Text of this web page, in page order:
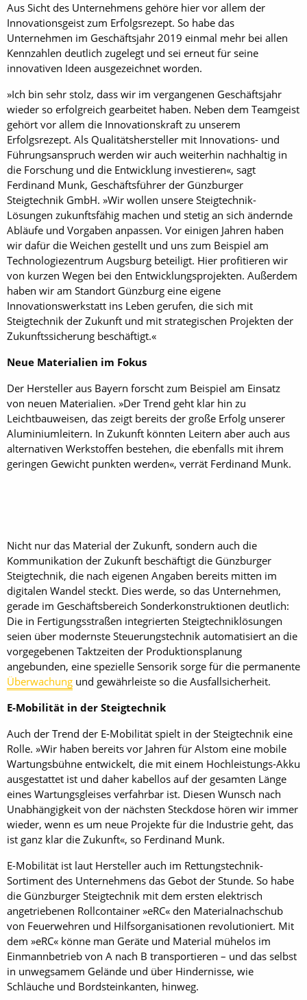
Aus Sicht des Unternehmens gehöre hier vor allem der
Innovationsgeist zum Erfolgsrezept. So habe das
Unternehmen im Geschäftsjahr 2019 einmal mehr bei allen
Kennzahlen deutlich zugelegt und sei erneut für seine
innovativen Ideen ausgezeichnet worden.
»Ich bin sehr stolz, dass wir im vergangenen Geschäftsjahr
wieder so erfolgreich gearbeitet haben. Neben dem Teamgeist
gehört vor allem die Innovationskraft zu unserem
Erfolgsrezept. Als Qualitätshersteller mit Innovations- und
Führungsanspruch werden wir auch weiterhin nachhaltig in
die Forschung und die Entwicklung investieren«, sagt
Ferdinand Munk, Geschäftsführer der Günzburger
Steigtechnik GmbH. »Wir wollen unsere Steigtechnik-
Lösungen zukunftsfähig machen und stetig an sich ändernde
Abläufe und Vorgaben anpassen. Vor einigen Jahren haben
wir dafür die Weichen gestellt und uns zum Beispiel am
Technologiezentrum Augsburg beteiligt. Hier profitieren wir
von kurzen Wegen bei den Entwicklungsprojekten. Außerdem
haben wir am Standort Günzburg eine eigene
Innovationswerkstatt ins Leben gerufen, die sich mit
Steigtechnik der Zukunft und mit strategischen Projekten der
Zukunftssicherung beschäftigt.«
Neue Materialien im Fokus
Der Hersteller aus Bayern forscht zum Beispiel am Einsatz
von neuen Materialien. »Der Trend geht klar hin zu
Leichtbauweisen, das zeigt bereits der große Erfolg unserer
Aluminiumleitern. In Zukunft könnten Leitern aber auch aus
alternativen Werkstoffen bestehen, die ebenfalls mit ihrem
geringen Gewicht punkten werden«, verrät Ferdinand Munk.
Nicht nur das Material der Zukunft, sondern auch die
Kommunikation der Zukunft beschäftigt die Günzburger
Steigtechnik, die nach eigenen Angaben bereits mitten im
digitalen Wandel steckt. Dies werde, so das Unternehmen,
gerade im Geschäftsbereich Sonderkonstruktionen deutlich:
Die in Fertigungsstraßen integrierten Steigtechniklösungen
seien über modernste Steuerungstechnik automatisiert an die
vorgegebenen Taktzeiten der Produktionsplanung
angebunden, eine spezielle Sensorik sorge für die permanente
Überwachung und gewährleiste so die Ausfallsicherheit.
E-Mobilität in der Steigtechnik
Auch der Trend der E-Mobilität spielt in der Steigtechnik eine
Rolle. »Wir haben bereits vor Jahren für Alstom eine mobile
Wartungsbühne entwickelt, die mit einem Hochleistungs-Akku
ausgestattet ist und daher kabellos auf der gesamten Länge
eines Wartungsgleises verfahrbar ist. Diesen Wunsch nach
Unabhängigkeit von der nächsten Steckdose hören wir immer
wieder, wenn es um neue Projekte für die Industrie geht, das
ist ganz klar die Zukunft«, so Ferdinand Munk.
E-Mobilität ist laut Hersteller auch im Rettungstechnik-
Sortiment des Unternehmens das Gebot der Stunde. So habe
die Günzburger Steigtechnik mit dem ersten elektrisch
angetriebenen Rollcontainer »eRC« den Materialnachschub
von Feuerwehren und Hilfsorganisationen revolutioniert. Mit
dem »eRC« könne man Geräte und Material mühelos im
Einmannbetrieb von A nach B transportieren – und das selbst
in unwegsamem Gelände und über Hindernisse, wie
Schläuche und Bordsteinkanten, hinweg.